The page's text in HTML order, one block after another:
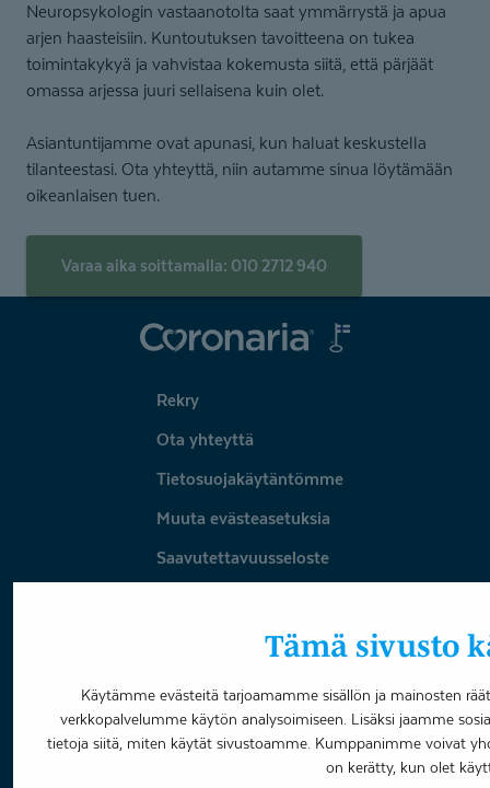
Tämä sivusto
Käytämme evästeitä tarjoamamme sisällön ja mainosten
verkkopalvelumme käytön analysoimiseen. Lisäksi jaamme
tietoja siitä, miten käytät sivustoamme. Kumppanimme voivat
on kerätty, kun olet
Neuropsykologin vastaanotolta saat ymmärrystä ja apua
arjen haasteisiin. Kuntoutuksen tavoitteena on tukea
toimintakykyä ja vahvistaa kokemusta siitä, että pärjäät
omassa arjessa juuri sellaisena kuin olet.
Asiantuntijamme ovat apunasi, kun haluat keskustella
tilanteestasi. Ota yhteyttä, niin autamme sinua löytämään
oikeanlaisen tuen.
Varaa aika soittamalla: 010 2712 940
Coronaria
Rekry
Ota yhteyttä
Tietosuojakäytäntömme
Muuta evästeasetuksia
Saavutettavuusseloste
Varaa aika
FacebookLinkedInYoutubeInstagram